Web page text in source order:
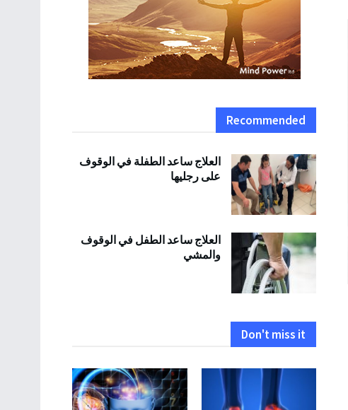
Recommended
العلاج ساعد الطفلة في الوقوف
على رجليها
العلاج ساعد الطفل في الوقوف
والمشي
Don't miss it